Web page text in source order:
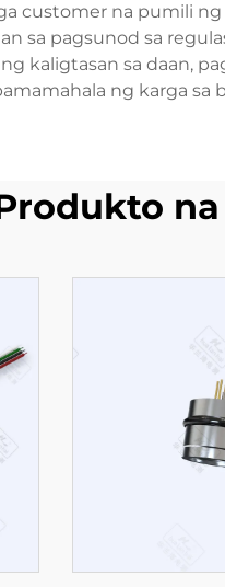
customer na pumili
sa pagsunod sa
kaligtasan sa daan,
ng karga